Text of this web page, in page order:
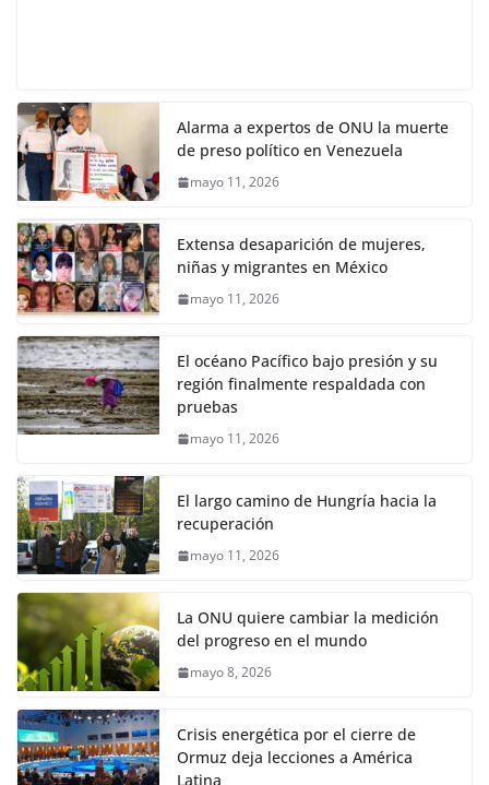
Alarma a expertos de ONU la muerte
de preso político en Venezuela
mayo 11, 2026
Extensa desaparición de mujeres,
niñas y migrantes en México
mayo 11, 2026
El océano Pacífico bajo presión y su
región finalmente respaldada con
pruebas
mayo 11, 2026
El largo camino de Hungría hacia la
recuperación
mayo 11, 2026
La ONU quiere cambiar la medición
del progreso en el mundo
mayo 8, 2026
Crisis energética por el cierre de
Ormuz deja lecciones a América
Latina